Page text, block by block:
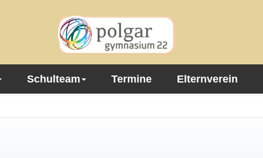
Schulteam Termine Elternverein